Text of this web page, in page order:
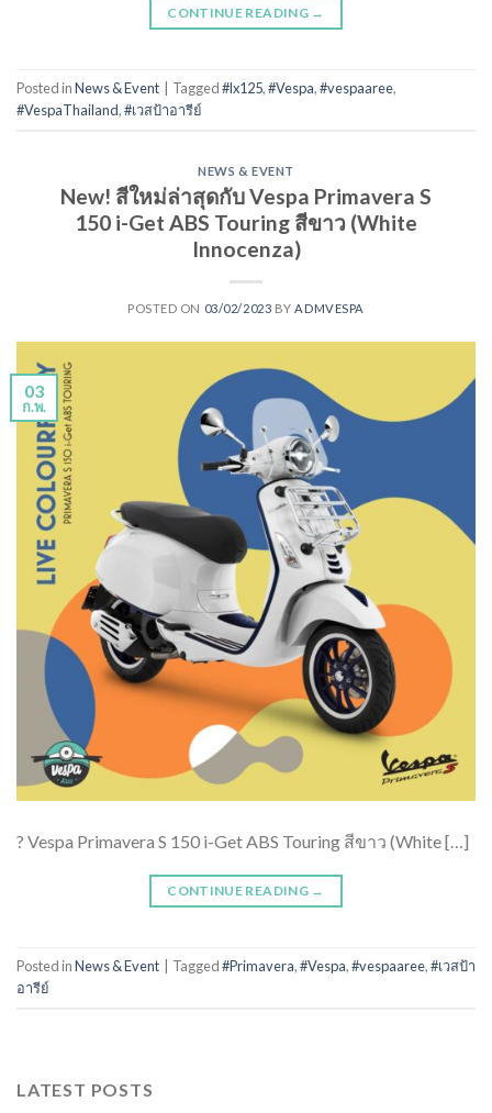
CONTINUE READING →
Posted inNews & Event Tagged#lx125,#Vespa,#vespaaree,
#VespaThailand,#เวสป้าอารีย์
NEWS & EVENT
New! สีใหม่ล่าสุดกับ Vespa Primavera S
150 i-Get ABS Touring สีขาว (White
Innocenza)
POSTED ON 03/02/2023 BY ADMVESPA
03
ก.พ.
? Vespa Primavera S 150 i-Get ABS Touring สีขาว (White […]
CONTINUE READING →
Posted inNews & Event Tagged#Primavera,#Vespa,#vespaaree,#เวสป้า
อารีย์
LATEST POSTS